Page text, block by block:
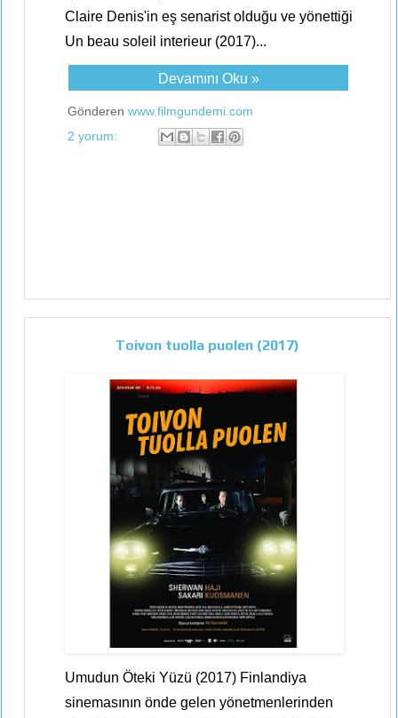
Claire Denis'in eş senarist olduğu ve yönettiği
Un beau soleil interieur (2017)...
Devamını Oku »
Gönderen www.filmgundemi.com
2 yorum:
Toivon tuolla puolen (2017)
Umudun Öteki Yüzü (2017) Finlandiya
sinemasının önde gelen yönetmenlerinden